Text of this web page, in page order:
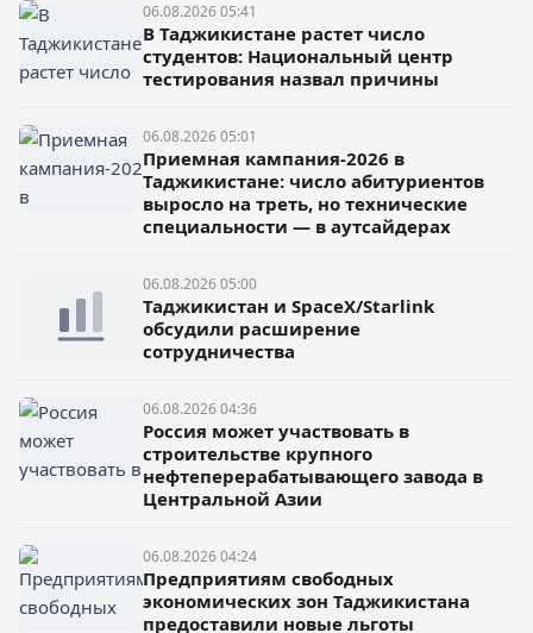
06.08.2026 05:41
В Таджикистане растет число
студентов: Национальный центр
тестирования назвал причины
06.08.2026 05:01
Приемная кампания-2026 в
Таджикистане: число абитуриентов
выросло на треть, но технические
специальности — в аутсайдерах
06.08.2026 05:00
Таджикистан и SpaceX/Starlink
обсудили расширение
сотрудничества
06.08.2026 04:36
Россия может участвовать в
строительстве крупного
нефтеперерабатывающего завода в
Центральной Азии
06.08.2026 04:24
Предприятиям свободных
экономических зон Таджикистана
предоставили новые льготы